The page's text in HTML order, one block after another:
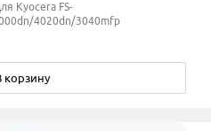
Kyocera FS-
4020dn/3040mfp
корзину